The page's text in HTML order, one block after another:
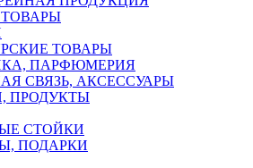
ТОВАРЫ
ПАРФЮМЕРИЯ
СВЯЗЬ, АКСЕССУАРЫ
ПРОДУКТЫ
СТОЙКИ
ПОДАРКИ